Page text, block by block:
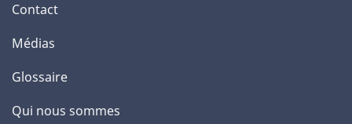
Contact
Médias
Glossaire
Qui nous sommes